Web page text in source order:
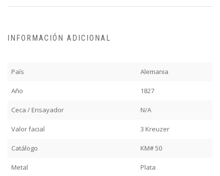
INFORMACIÓN ADICIONAL
País Alemania
Año 1827
Ceca / Ensayador N/A
Valor facial 3 Kreuzer
Catálogo KM# 50
Metal Plata